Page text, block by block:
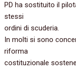
PD ha sostituito il
stessi
ordini di scuderia.
In molti si sono
riforma
costituzionale